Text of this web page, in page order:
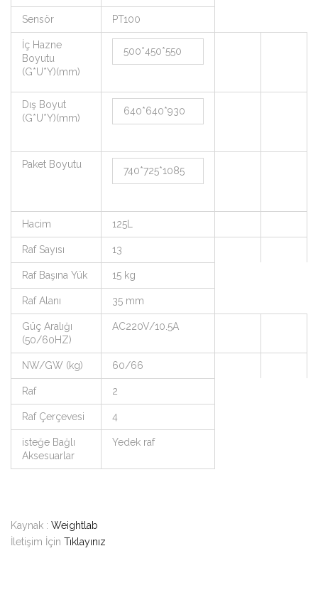
Sensör PT100
İç Hazne
Boyutu
(G*U*Y)(mm)
500*450*550
Dış Boyut
(G*U*Y)(mm)
640*640*930
Paket Boyutu
740*725*1085
Hacim 125L
Raf Sayısı 13
Raf Başına Yük 15 kg
Raf Alanı 35 mm
Güç Aralığı
(50/60HZ)
AC220V/10.5A
NW/GW (kg) 60/66
Raf 2
Raf Çerçevesi 4
isteğe Bağlı
Aksesuarlar
Yedek raf
Kaynak : Weightlab
İletişim İçin Tıklayınız